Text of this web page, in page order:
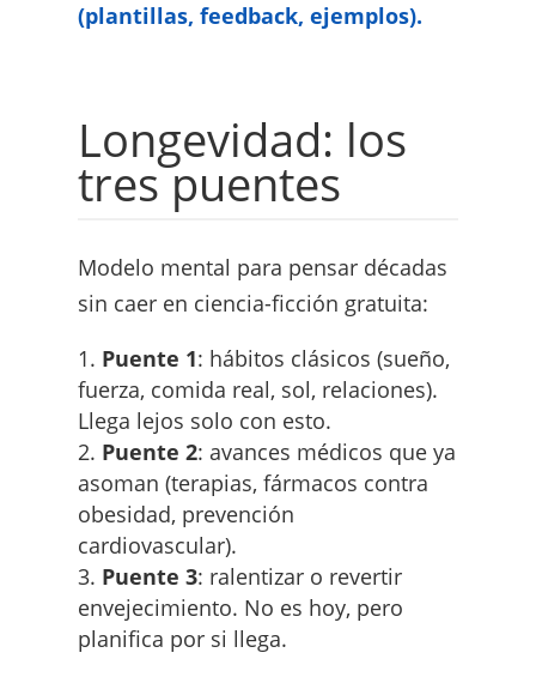
(plantillas, feedback, ejemplos).
Longevidad: los
tres puentes
Modelo mental para pensar décadas
sin caer en ciencia-ficción gratuita:
Puente 1: hábitos clásicos (sueño,
fuerza, comida real, sol, relaciones).
Llega lejos solo con esto.
Puente 2: avances médicos que ya
asoman (terapias, fármacos contra
obesidad, prevención
cardiovascular).
Puente 3: ralentizar o revertir
envejecimiento. No es hoy, pero
planifica por si llega.